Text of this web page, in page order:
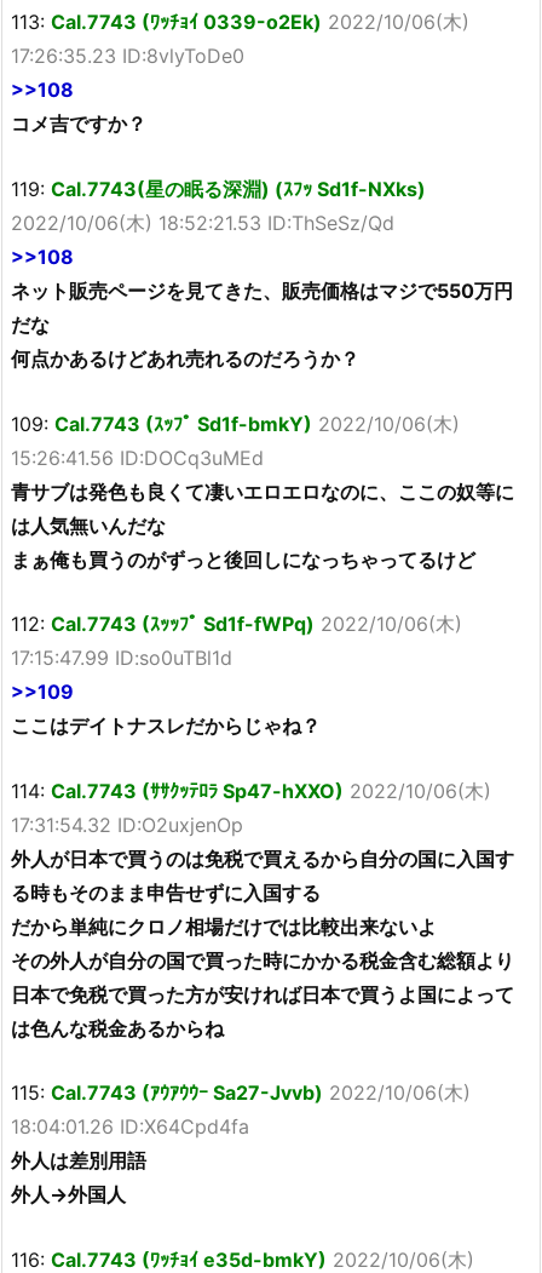
113: Cal.7743 (ﾜｯﾁｮｲ 0339-o2Ek) 2022/10/06(木)
17:26:35.23 ID:8vlyToDe0
>>108
コメ吉ですか？
119: Cal.7743(星の眠る深淵) (ｽﾌｯ Sd1f-NXks)
2022/10/06(木) 18:52:21.53 ID:ThSeSz/Qd
>>108
ネット販売ページを見てきた、販売価格はマジで550万円
だな
何点かあるけどあれ売れるのだろうか？
109: Cal.7743 (ｽｯﾌﾟ Sd1f-bmkY) 2022/10/06(木)
15:26:41.56 ID:DOCq3uMEd
青サブは発色も良くて凄いエロエロなのに、ここの奴等に
は人気無いんだな
まぁ俺も買うのがずっと後回しになっちゃってるけど
112: Cal.7743 (ｽｯｯﾌﾟ Sd1f-fWPq) 2022/10/06(木)
17:15:47.99 ID:so0uTBl1d
>>109
ここはデイトナスレだからじゃね？
114: Cal.7743 (ｻｻｸｯﾃﾛﾗ Sp47-hXXO) 2022/10/06(木)
17:31:54.32 ID:O2uxjenOp
外人が日本で買うのは免税で買えるから自分の国に入国す
る時もそのまま申告せずに入国する
だから単純にクロノ相場だけでは比較出来ないよ
その外人が自分の国で買った時にかかる税金含む総額より
日本で免税で買った方が安ければ日本で買うよ国によって
は色んな税金あるからね
115: Cal.7743 (ｱｳｱｳｳｰ Sa27-Jvvb) 2022/10/06(木)
18:04:01.26 ID:X64Cpd4fa
外人は差別用語
外人→外国人
116: Cal.7743 (ﾜｯﾁｮｲ e35d-bmkY) 2022/10/06(木)